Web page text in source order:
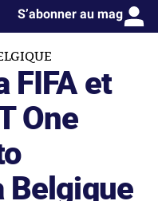
S’abonner au mag
FIFA et
One
Belgique